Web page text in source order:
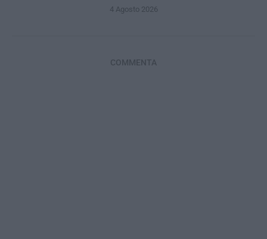
4 Agosto 2026
COMMENTA